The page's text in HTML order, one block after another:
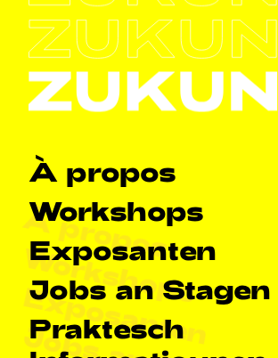
Haapt-Navigatioun
À propos
À propos
Workshops
Workshops
Exposanten
Exposanten
Jobs an Stagen
Praktesch